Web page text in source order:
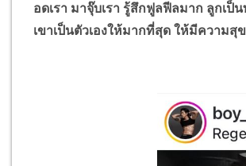
อดเรา มาจุ๊บเรา รู้สึกฟูลฟีลมาก ลูกเป็
เขาเป็นตัวเองให้มากที่สุด ให้มีความสุ